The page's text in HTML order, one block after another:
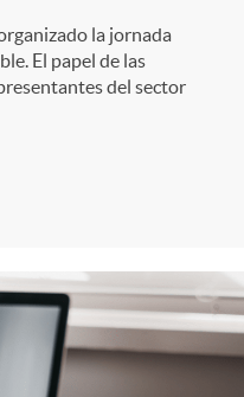
la jornada
El papel de las
del sector